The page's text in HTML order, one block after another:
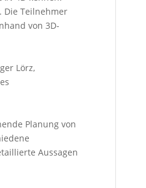
Die Teilnehmer
von 3D-
Lörz,
Planung von
Aussagen